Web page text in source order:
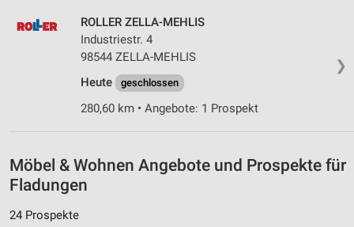
❯
ROLLER ZELLA-MEHLIS
Industriestr. 4
98544 ZELLA-MEHLIS
Heute
geschlossen
280,60 km • Angebote: 1 Prospekt
Möbel & Wohnen Angebote und Prospekte für
Fladungen
24 Prospekte